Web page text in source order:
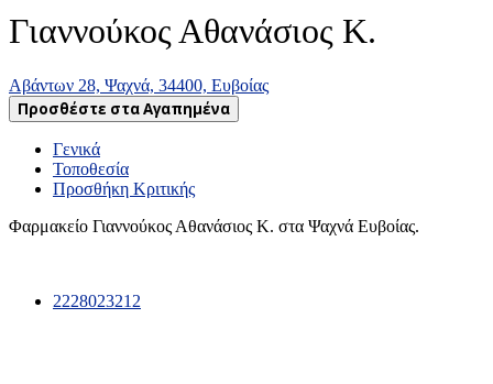
Γιαννούκος Αθανάσιος Κ.
Αβάντων 28, Ψαχνά, 34400, Ευβοίας
Προσθέστε στα Αγαπημένα
Γενικά
Τοποθεσία
Προσθήκη Κριτικής
Φαρμακείο Γιαννούκος Αθανάσιος Κ. στα Ψαχνά Ευβοίας.
2228023212